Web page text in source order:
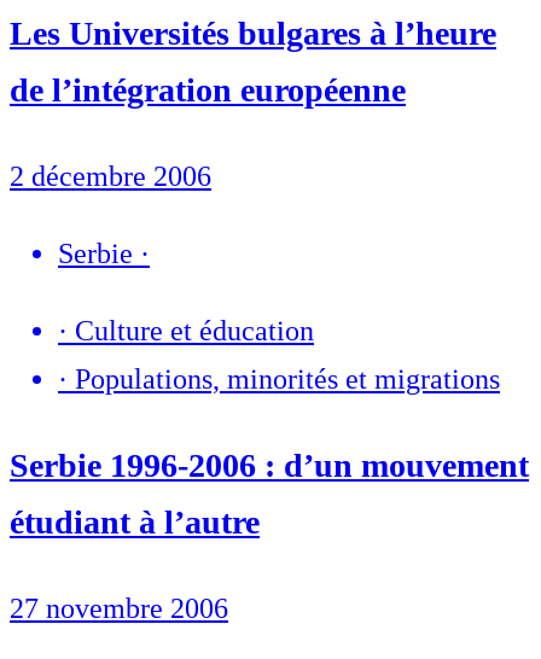
Les Universités bulgares à l’heure
de l’intégration européenne
2 décembre 2006
Serbie ·
· Culture et éducation
· Populations, minorités et migrations
Serbie 1996-2006 : d’un mouvement
étudiant à l’autre
27 novembre 2006